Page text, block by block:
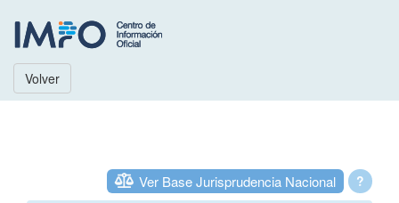
Volver
?
Ver Base Jurisprudencia Nacional